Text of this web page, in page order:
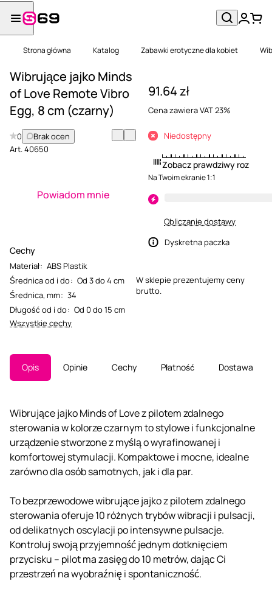
Strona główna Katalog Zabawki erotyczne dla kobiet
Wibrujące jajko Minds
of Love Remote Vibro
Egg, 8 cm (czarny)
0
Brak ocen
Art.40650
Powiadom mnie
Cechy
Materiał: ABS Plastik
Średnica od i do: Od 3 do 4 cm
Średnica, mm: 34
Długość od i do: Od 0 do 15 cm
Wszystkie cechy
91.64 zł
Cena zawiera VAT 23%
Niedostępny
Zobacz prawdziwy rozmiar
Na Twoim ekranie 1:1
Obliczanie dostawy
Dyskretna paczka
W sklepie prezentujemy ceny
brutto.
Opis Opinie Cechy Płatność Dostawa
Wibrujące jajko Minds of Love z pilotem zdalnego
sterowania w kolorze czarnym to stylowe i funkcjonalne
urządzenie stworzone z myślą o wyrafinowanej i
komfortowej stymulacji. Kompaktowe i mocne, idealne
zarówno dla osób samotnych, jak i dla par.
To bezprzewodowe wibrujące jajko z pilotem zdalnego
sterowania oferuje 10 różnych trybów wibracji i pulsacji,
od delikatnych oscylacji po intensywne pulsacje.
Kontroluj swoją przyjemność jednym dotknięciem
przycisku – pilot ma zasięg do 10 metrów, dając Ci
przestrzeń na wyobraźnię i spontaniczność.